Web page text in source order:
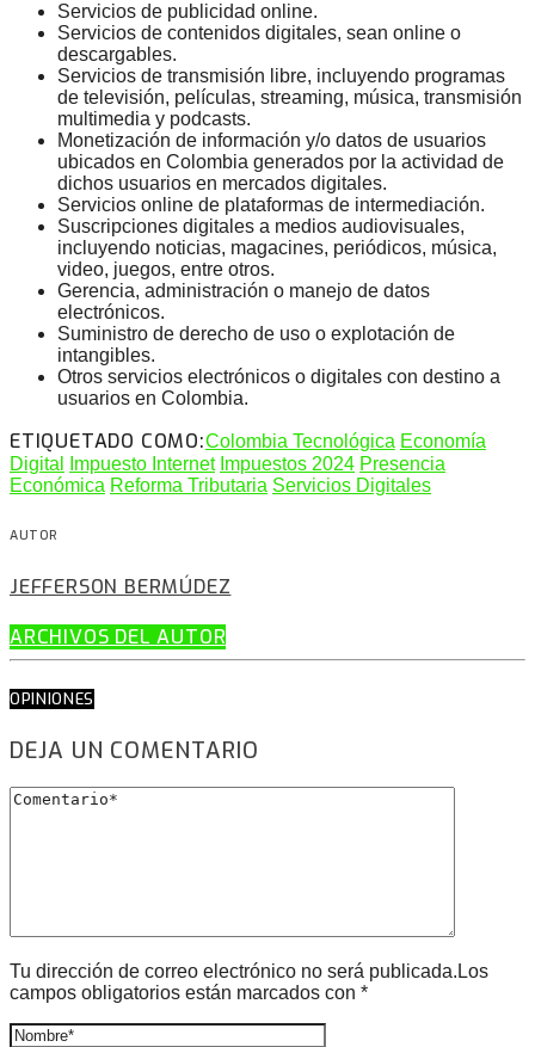
Servicios de publicidad online.
Servicios de contenidos digitales, sean online o
descargables.
Servicios de transmisión libre, incluyendo programas
de televisión, películas, streaming, música, transmisión
multimedia y podcasts.
Monetización de información y/o datos de usuarios
ubicados en Colombia generados por la actividad de
dichos usuarios en mercados digitales.
Servicios online de plataformas de intermediación.
Suscripciones digitales a medios audiovisuales,
incluyendo noticias, magacines, periódicos, música,
video, juegos, entre otros.
Gerencia, administración o manejo de datos
electrónicos.
Suministro de derecho de uso o explotación de
intangibles.
Otros servicios electrónicos o digitales con destino a
usuarios en Colombia.
ETIQUETADO COMO:Colombia Tecnológica Economía
Digital
Impuesto Internet Impuestos 2024 Presencia
Económica Reforma Tributaria Servicios Digitales
AUTOR
JEFFERSON BERMÚDEZ
ARCHIVOS DEL AUTOR
OPINIONES
DEJA UN COMENTARIO
Tu dirección de correo electrónico no será publicada.Los
campos obligatorios están marcados con *